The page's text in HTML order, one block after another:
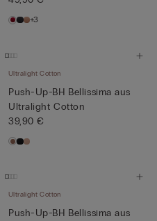
+3
Ultralight Cotton
Push-Up-BH Bellissima aus
Ultralight Cotton
39,90 €
Ultralight Cotton
Push-Up-BH Bellissima aus